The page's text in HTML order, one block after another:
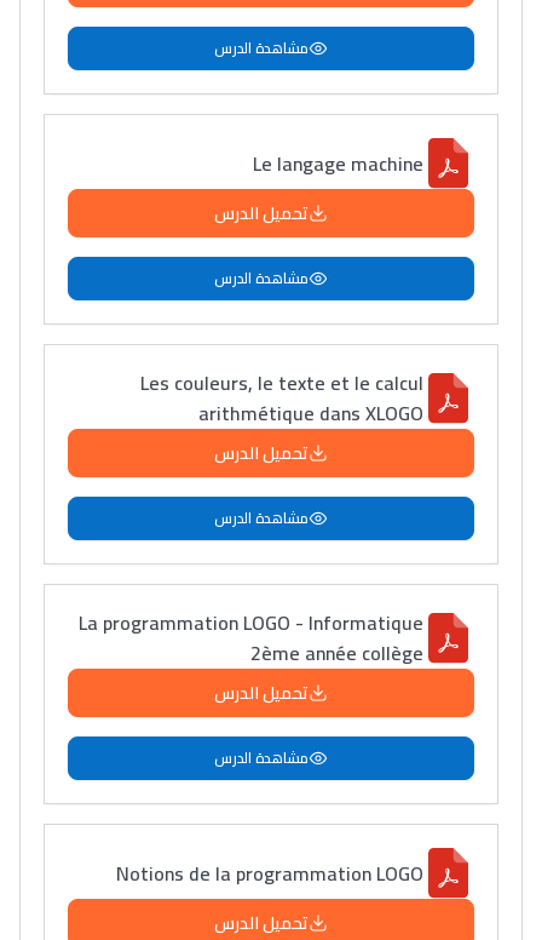
مشاهدة الدرس
Le langage machine
تحميل الدرس
مشاهدة الدرس
Les couleurs, le texte et le calcul
arithmétique dans XLOGO
تحميل الدرس
مشاهدة الدرس
La programmation LOGO - Informatique
2ème année collège
تحميل الدرس
مشاهدة الدرس
Notions de la programmation LOGO
تحميل الدرس